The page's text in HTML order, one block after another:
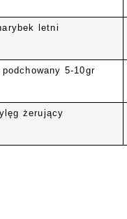
letni
5-10gr
żerujący